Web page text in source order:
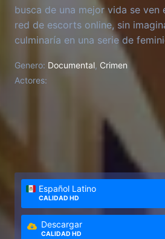
busca de una mejor vida se ven
red de escorts online, sin
culminaría en una serie de
Genero: Documental, Crimen
Actores:
Español Latino
CALIDAD HD
Descargar
CALIDAD HD